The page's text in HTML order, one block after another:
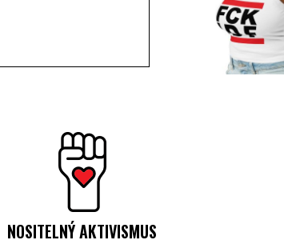
NOSITELNÝ AKTIVISMUS